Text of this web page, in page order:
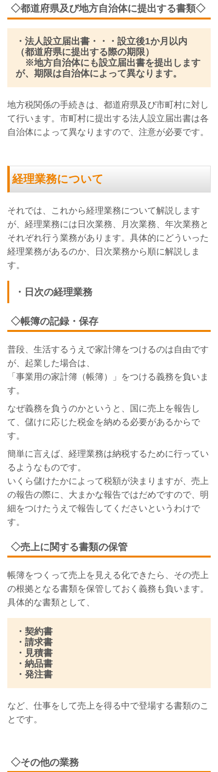
◇都道府県及び地方自治体に提出する書類◇
・法人設立届出書・・・設立後1か月以内
（都道府県に提出する際の期限）
※地方自治体にも設立届出書を提出します
が、期限は自治体によって異なります。
地方税関係の手続きは、都道府県及び市町村に対し
て行います。市町村に提出する法人設立届出書は各
自治体によって異なりますので、注意が必要です。
経理業務について
それでは、これから経理業務について解説します
が、経理業務には日次業務、月次業務、年次業務と
それぞれ行う業務があります。具体的にどういった
経理業務があるのか、日次業務から順に解説しま
す。
・日次の経理業務
◇帳簿の記録・保存
普段、生活するうえで家計簿をつけるのは自由です
が、起業した場合は、
「事業用の家計簿（帳簿）」をつける義務を負いま
す。
なぜ義務を負うのかというと、国に売上を報告し
て、儲けに応じた税金を納める必要があるからで
す。
簡単に言えば、経理業務は納税するために行ってい
るようなものです。
いくら儲けたかによって税額が決まりますが、売上
の報告の際に、大まかな報告ではだめですので、明
細をつけたうえで報告してくださいというわけで
す。
◇売上に関する書類の保管
帳簿をつくって売上を見える化できたら、その売上
の根拠となる書類を保管しておく義務も負います。
具体的な書類として、
・契約書
・請求書
・見積書
・納品書
・発注書
など、仕事をして売上を得る中で登場する書類のこ
とです。
◇その他の業務